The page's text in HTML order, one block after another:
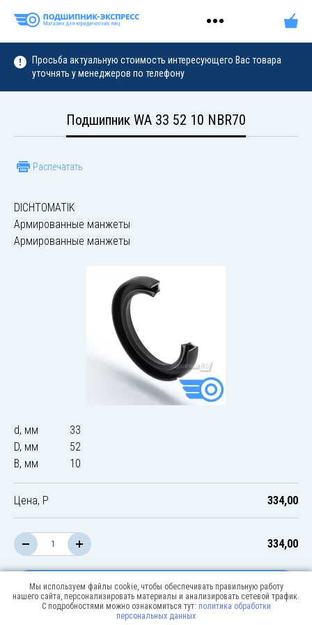
Просьба актуальную стоимость интересующего Вас товара
уточнять у менеджеров по телефону
Подшипник WA 33 52 10 NBR70
Распечатать
DICHTOMATIK
Армированные манжеты
Армированные манжеты
d, мм
33
D, мм
52
B, мм
10
Цена, Р 334,00
334,00
В корзину
Мы используем файлы cookie, чтобы обеспечивать правильную работу
нашего сайта, персонализировать материалы и анализировать сетевой трафик.
С подробностями можно ознакомиться тут: политика обработки
персональных данных